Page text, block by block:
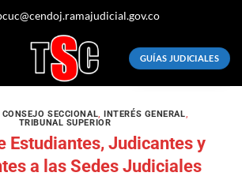
GUÍAS JUDICIALES
CONSEJO SECCIONAL,INTERÉS GENERAL,
TRIBUNAL SUPERIOR
Estudiantes, Judicantes y
a las Sedes Judiciales